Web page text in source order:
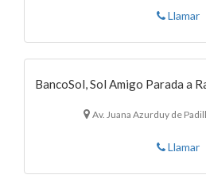
Llamar
BancoSol, Sol Amigo Parada a
Av. Juana Azurduy de
Llamar